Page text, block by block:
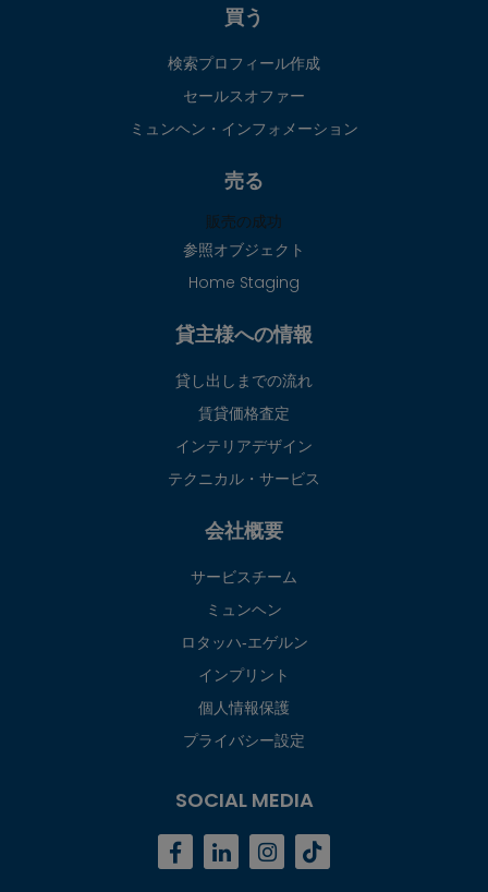
買う
検索プロフィール作成
セールスオファー
ミュンヘン・インフォメーション
売る
販売の成功
参照オブジェクト
Home Staging
貸主様への情報
貸し出しまでの流れ
賃貸価格査定
インテリアデザイン
テクニカル・サービス
会社概要
サービスチーム
ミュンヘン
ロタッハ‐エゲルン
インプリント
個人情報保護
プライバシー設定
SOCIAL MEDIA